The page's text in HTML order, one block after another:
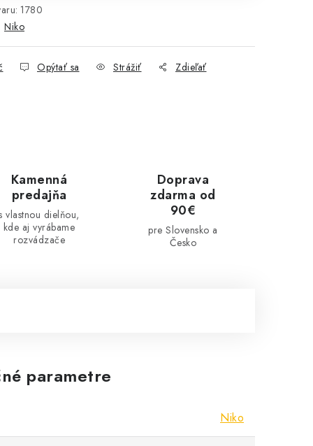
1780
Niko
Opýtať sa Strážiť Zdieľať
Kamenná
predajňa
vlastnou dielňou,
kde aj vyrábame
rozvádzače
Doprava
zdarma od
90€
pre Slovensko a
Česko
parametre
Niko